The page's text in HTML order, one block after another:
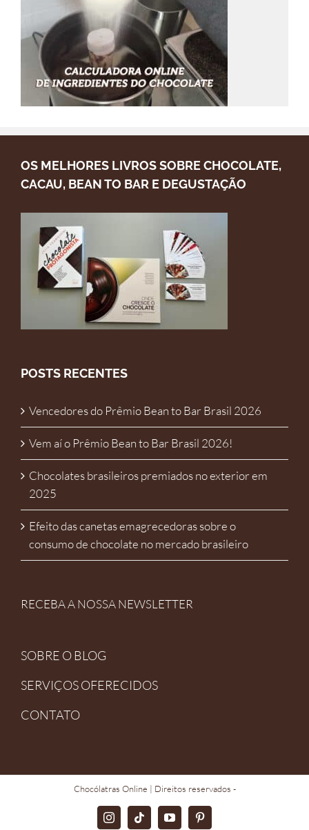
OS MELHORES LIVROS SOBRE CHOCOLATE,
CACAU, BEAN TO BAR E DEGUSTAÇÃO
POSTS RECENTES
Vencedores do Prêmio Bean to Bar Brasil 2026
Vem aí o Prêmio Bean to Bar Brasil 2026!
Chocolates brasileiros premiados no exterior em
2025
Efeito das canetas emagrecedoras sobre o
consumo de chocolate no mercado brasileiro
RECEBA A NOSSA NEWSLETTER
SOBRE O BLOG
SERVIÇOS OFERECIDOS
CONTATO
Chocólatras Online | Direitos reservados -
InstagramTikTokYouTubePinterest